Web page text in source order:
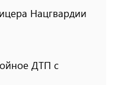
Нацгвардии
ДТП с